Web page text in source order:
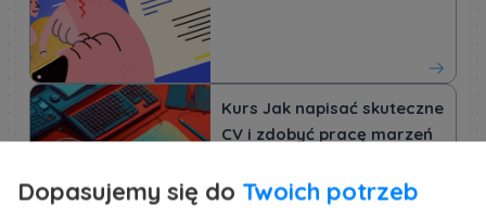
Kurs Jak napisać skuteczne
CV i zdobyć pracę marzeń
Dopasujemy się do Twoich potrzeb